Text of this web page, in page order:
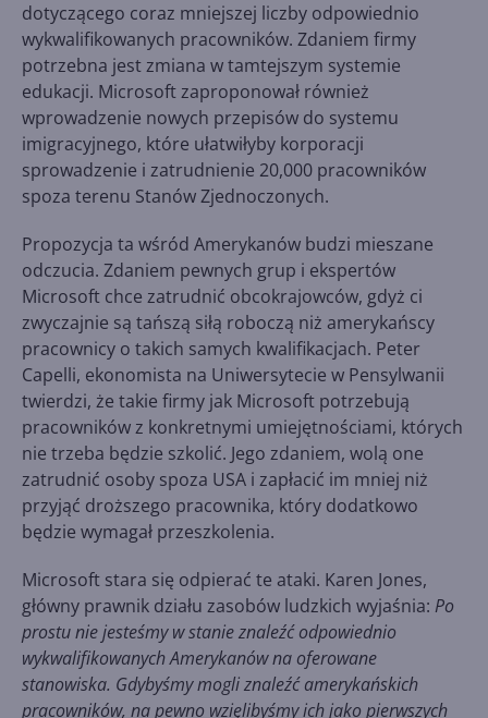
dotyczącego coraz mniejszej liczby odpowiednio
wykwalifikowanych pracowników. Zdaniem firmy
potrzebna jest zmiana w tamtejszym systemie
edukacji. Microsoft zaproponował również
wprowadzenie nowych przepisów do systemu
imigracyjnego, które ułatwiłyby korporacji
sprowadzenie i zatrudnienie 20,000 pracowników
spoza terenu Stanów Zjednoczonych.
Propozycja ta wśród Amerykanów budzi mieszane
odczucia. Zdaniem pewnych grup i ekspertów
Microsoft chce zatrudnić obcokrajowców, gdyż ci
zwyczajnie są tańszą siłą roboczą niż amerykańscy
pracownicy o takich samych kwalifikacjach. Peter
Capelli, ekonomista na Uniwersytecie w Pensylwanii
twierdzi, że takie firmy jak Microsoft potrzebują
pracowników z konkretnymi umiejętnościami, których
nie trzeba będzie szkolić. Jego zdaniem, wolą one
zatrudnić osoby spoza USA i zapłacić im mniej niż
przyjąć droższego pracownika, który dodatkowo
będzie wymagał przeszkolenia.
Microsoft stara się odpierać te ataki. Karen Jones,
główny prawnik działu zasobów ludzkich wyjaśnia: Po
prostu nie jesteśmy w stanie znaleźć odpowiednio
wykwalifikowanych Amerykanów na oferowane
stanowiska. Gdybyśmy mogli znaleźć amerykańskich
pracowników, na pewno wzięlibyśmy ich jako pierwszych